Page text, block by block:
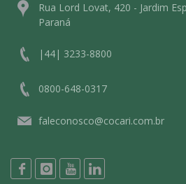
Rua Lord Lovat, 420 - Jardim
Paraná
|44| 3233-8800
0800-648-0317
faleconosco@cocari.com.br